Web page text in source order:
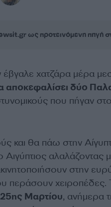
ως προτεινόμενη πηγή
χατζάρα μέρα
αποκεφαλίσει δύο
που πήγαν
και θα πάω στην
αλαλάζοντας
στην
περάσουν
Μαρτίου, ανήμερα